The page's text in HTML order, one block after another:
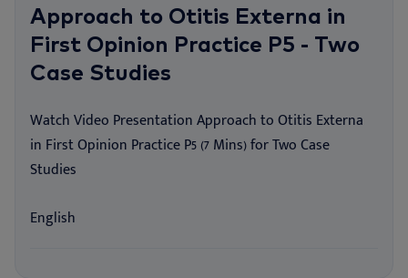
Approach to Otitis Externa in
First Opinion Practice P5 - Two
Case Studies
Watch Video Presentation Approach to Otitis Externa
in First Opinion Practice P5 (7 Mins) for Two Case
Studies
English